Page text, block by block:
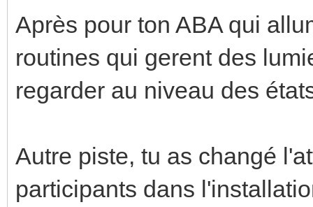
Après pour ton ABA qui
routines qui gerent des
regarder au niveau des
Autre piste, tu as changé
participants dans